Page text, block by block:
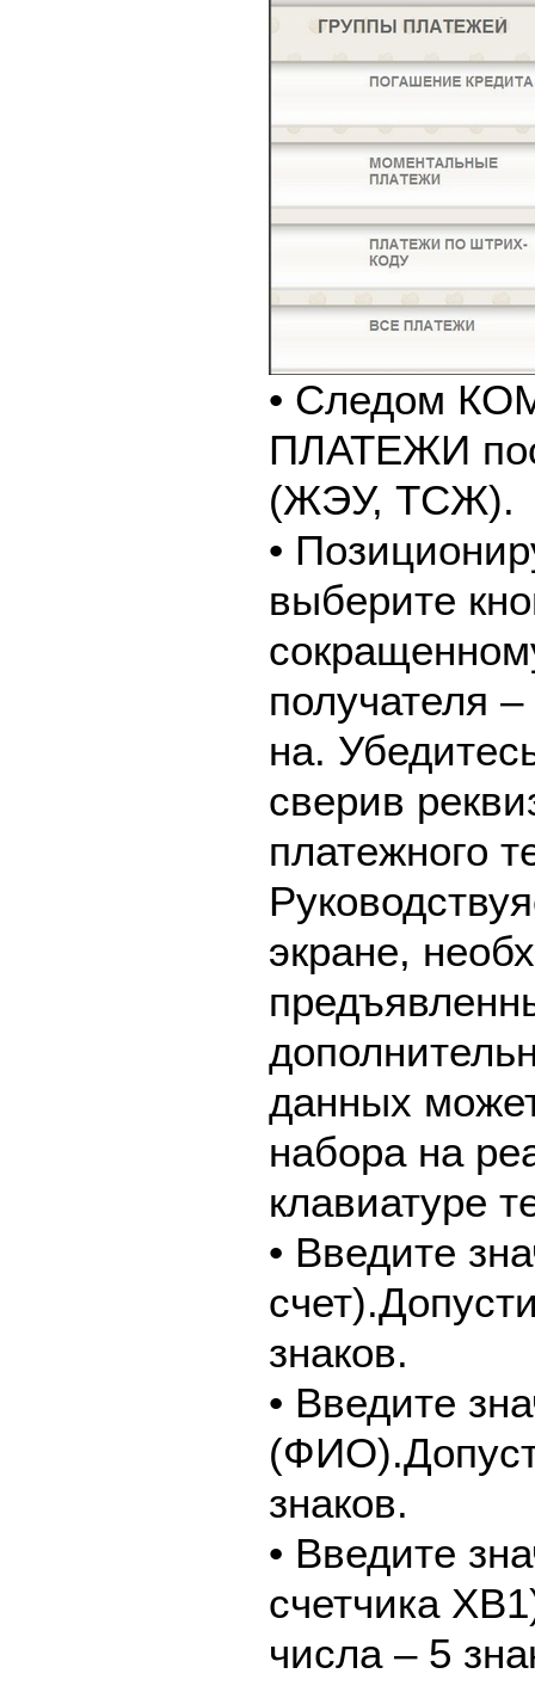
• Следом
ПЛАТЕЖИ
(ЖЭУ, ТСЖ).
•
выберите
получателя
на.
сверив
платежного
экране,
данных
набора на
клавиатуре
• Введите
знаков.
• Введите
знаков.
• Введите
счетчика
числа – 5